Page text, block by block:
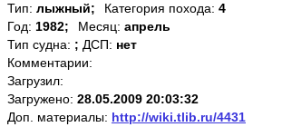
Тип: лыжный; Категория похода: 4
Год: 1982; Месяц: апрель
Тип судна: ; ДСП: нет
Комментарии:
Загрузил:
Загружено: 28.05.2009 20:03:32
Доп. материалы: http://wiki.tlib.ru/4431